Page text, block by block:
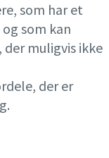
som har et
som kan
muligvis ikke
der er